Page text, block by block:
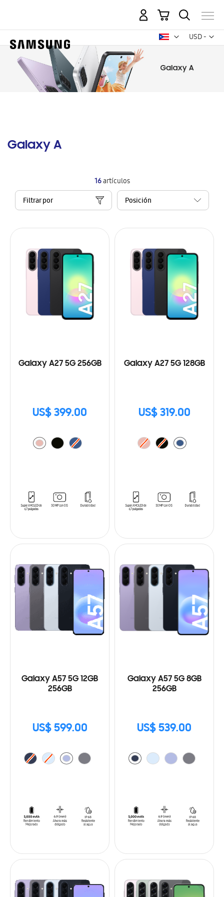
USD -
dólar
Mi carrito
Galaxy A
16artículos
Filtrar por
Galaxy A27 5G 256GB
US$ 399.00
Galaxy A27 5G 128GB
US$ 319.00
Galaxy A57 5G 12GB
256GB
US$ 599.00
Galaxy A57 5G 8GB
256GB
US$ 539.00